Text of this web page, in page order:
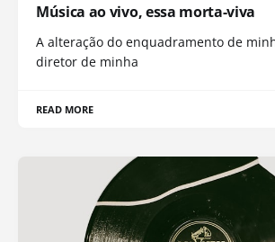
Música ao vivo, essa morta-viva
A alteração do enquadramento de
diretor de minha
READ MORE